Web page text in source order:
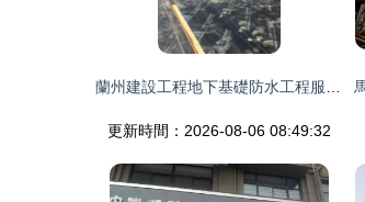
更新時間：2026-08-06 08:49:32